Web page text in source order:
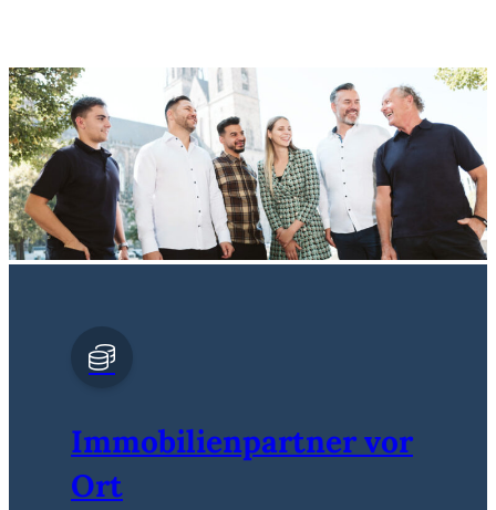
Immobilienpartner vor
Ort